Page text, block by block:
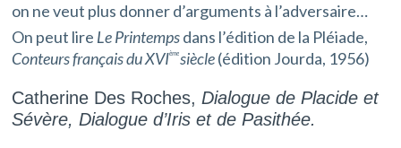
on ne veut plus donner d’arguments à l’adversaire…
On peut lire Le Printempsdans l’édition de la Pléiade,
Conteurs français du XVIèmesiècle(édition Jourda, 1956)
Catherine Des Roches, Dialogue de Placide et
Sévère, Dialogue d’Iris et de Pasithée.